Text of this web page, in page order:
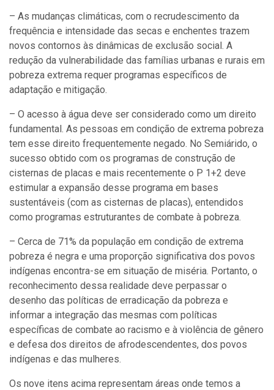
– As mudanças climáticas, com o recrudescimento da
frequência e intensidade das secas e enchentes trazem
novos contornos às dinâmicas de exclusão social. A
redução da vulnerabilidade das famílias urbanas e rurais em
pobreza extrema requer programas específicos de
adaptação e mitigação.
– O acesso à água deve ser considerado como um direito
fundamental. As pessoas em condição de extrema pobreza
tem esse direito frequentemente negado. No Semiárido, o
sucesso obtido com os programas de construção de
cisternas de placas e mais recentemente o P 1+2 deve
estimular a expansão desse programa em bases
sustentáveis (com as cisternas de placas), entendidos
como programas estruturantes de combate à pobreza.
– Cerca de 71% da população em condição de extrema
pobreza é negra e uma proporção significativa dos povos
indígenas encontra-se em situação de miséria. Portanto, o
reconhecimento dessa realidade deve perpassar o
desenho das políticas de erradicação da pobreza e
informar a integração das mesmas com políticas
específicas de combate ao racismo e à violência de gênero
e defesa dos direitos de afrodescendentes, dos povos
indígenas e das mulheres.
Os nove itens acima representam áreas onde temos a